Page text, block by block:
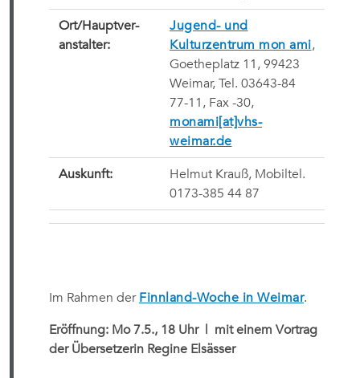
Ort/Hauptver-
anstalter:
Jugend- und
Kulturzentrum mon ami,
Goetheplatz 11, 99423
Weimar, Tel. 03643-84
77-11, Fax -30,
monami[at]vhs-
weimar.de
Auskunft:
Helmut Krauß, Mobiltel.
0173-385 44 87
Im Rahmen der Finnland-Woche in Weimar.
Eröffnung: Mo 7.5., 18 Uhr | mit einem Vortrag
der Übersetzerin Regine Elsässer